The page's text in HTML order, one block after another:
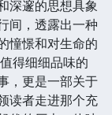
深邃的思想具象
间，透露出一种
憧憬和对生命的
得细细品味的
，更是一部关于
读者走进那个充